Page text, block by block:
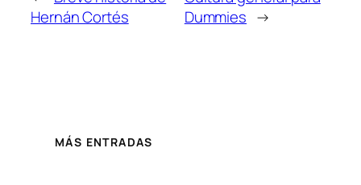
Hernán Cortés
Dummies →
MÁS ENTRADAS